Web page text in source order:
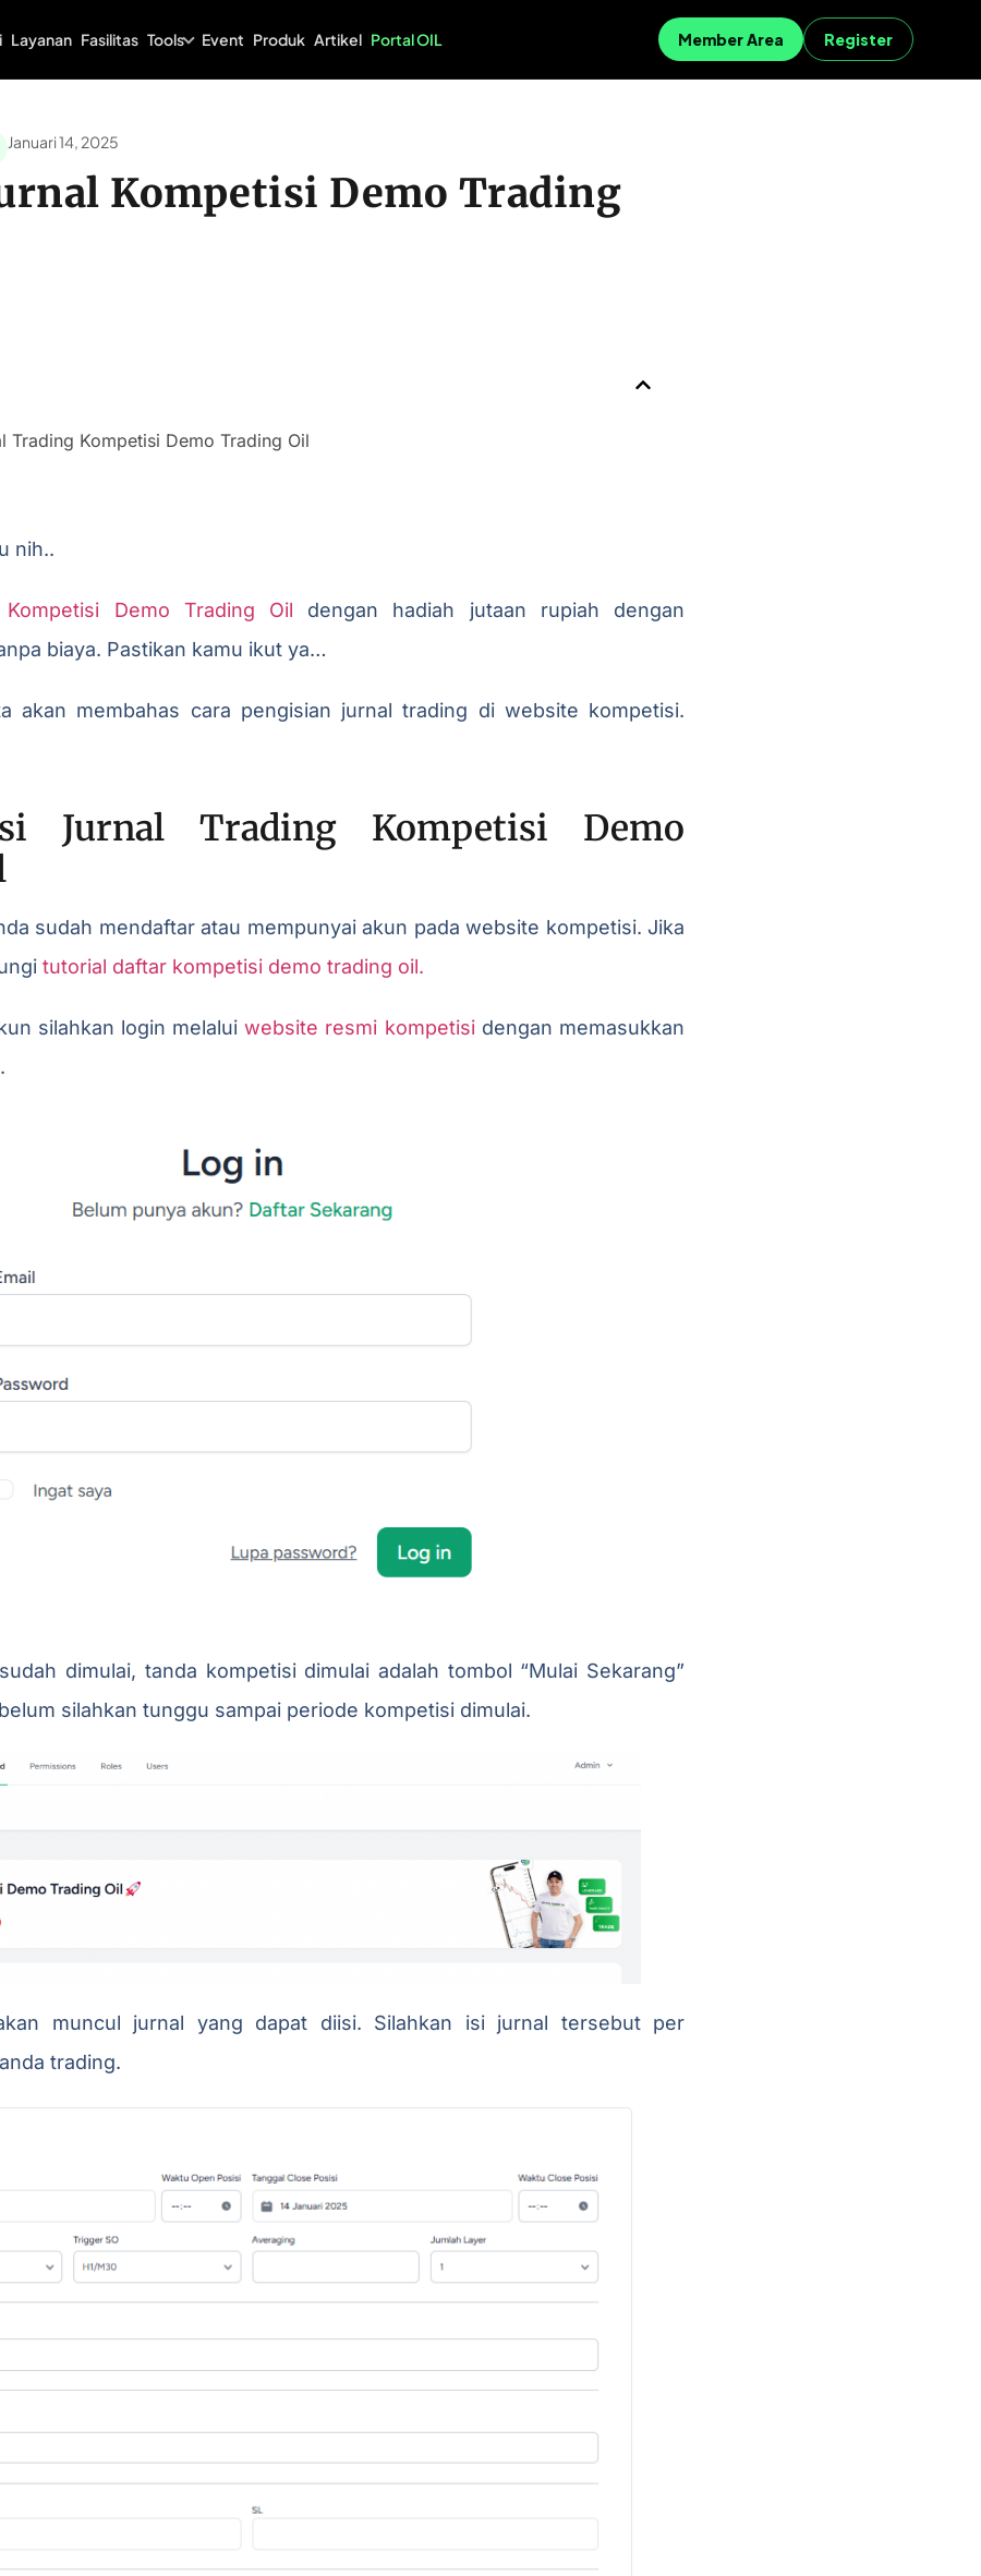
Layanan Fasilitas Tools Event Produk Artikel Portal OIL Member Area Register
Januari 14, 2025
Kompetisi Demo Trading
Trading Kompetisi Demo Trading Oil
nih..
Kompetisi Demo Trading Oil dengan hadiah jutaan rupiah dengan
biaya. Pastikan kamu ikut ya…
akan membahas cara pengisian jurnal trading di website kompetisi.
Jurnal Trading Kompetisi Demo
sudah mendaftar atau mempunyai akun pada website kompetisi. Jika
tutorial daftar kompetisi demo trading oil.
silahkan login melaluiwebsite resmi kompetisidengan memasukkan
dimulai, tanda kompetisi dimulai adalah tombol “Mulai Sekarang”
silahkan tunggu sampai periode kompetisi dimulai.
muncul jurnal yang dapat diisi. Silahkan isi jurnal tersebut per
trading.